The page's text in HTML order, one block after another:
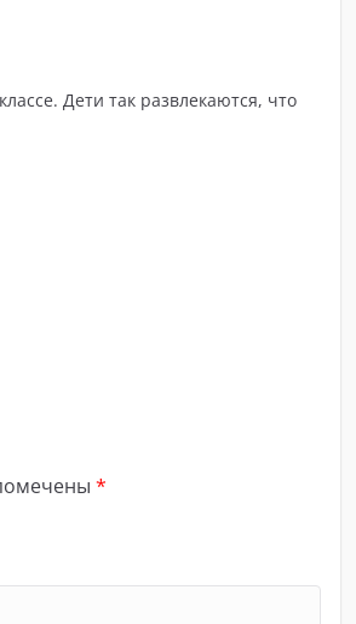
Дети так развлекаются, что
*